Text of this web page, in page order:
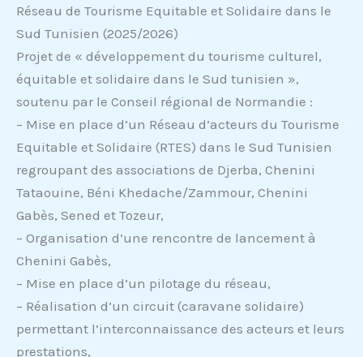
Réseau de Tourisme Equitable et Solidaire dans le
Sud Tunisien (2025/2026)
Projet de « développement du tourisme culturel,
équitable et solidaire dans le Sud tunisien »,
soutenu par le Conseil régional de Normandie :
– Mise en place d’un Réseau d’acteurs du Tourisme
Equitable et Solidaire (RTES) dans le Sud Tunisien
regroupant des associations de Djerba, Chenini
Tataouine, Béni Khedache/Zammour, Chenini
Gabès, Sened et Tozeur,
– Organisation d’une rencontre de lancement à
Chenini Gabès,
– Mise en place d’un pilotage du réseau,
– Réalisation d’un circuit (caravane solidaire)
permettant l’interconnaissance des acteurs et leurs
prestations,